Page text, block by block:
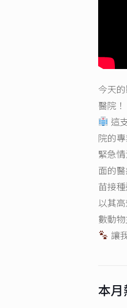
今天
醫院！
這
院的
緊急
面的
苗接
以其
數動
讓
本